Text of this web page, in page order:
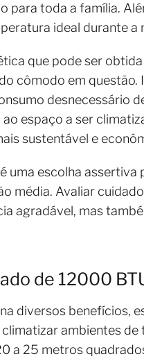
toda a família.
ideal durante a
que pode ser
cômodo em
desnecessário
espaço a ser
sustentável e
uma escolha
média. Avaliar
agradável, mas
de 12000
diversos benefícios,
ambientes
a 25 metros